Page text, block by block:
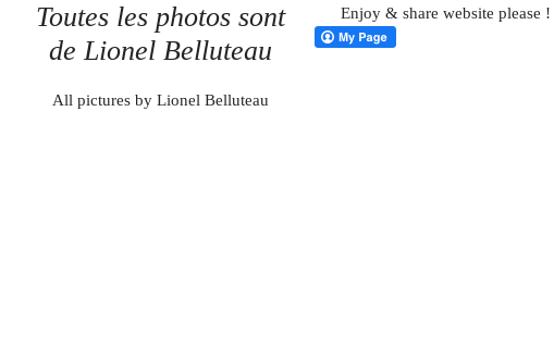
Toutes les photos sont
de Lionel Belluteau
All pictures by Lionel Belluteau
Enjoy & share website please !